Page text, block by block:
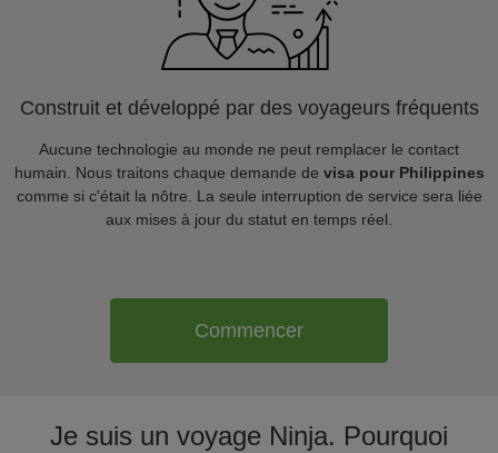
Construit et développé par des voyageurs fréquents
Aucune technologie au monde ne peut remplacer le contact
humain. Nous traitons chaque demande de visa pour Philippines
comme si c'était la nôtre. La seule interruption de service sera liée
aux mises à jour du statut en temps réel.
Commencer
Je suis un voyage Ninja. Pourquoi